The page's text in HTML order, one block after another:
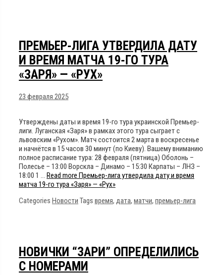
ПРЕМЬЕР-ЛИГА УТВЕРДИЛА ДАТУ
И ВРЕМЯ МАТЧА 19-ГО ТУРА
«ЗАРЯ» — «РУХ»
23 февраля 2025
Утверждены даты и время 19-го тура украинской Премьер-
лиги. Луганская «Заря» в рамках этого тура сыграет с
львовским «Рухом». Матч состоится 2 марта в воскресенье
и начнётся в 15 часов 30 минут (по Киеву). Вашему вниманию
полное расписание тура: 28 февраля (пятница) Оболонь –
Полесье – 13:00 Ворскла – Динамо – 15:30 Карпаты – ЛНЗ –
18:00 1 … Read more Премьер-лига утвердила дату и время
матча 19-го тура «Заря» — «Рух»
Categories Новости Tags время, дата, матчи, премьер-лига
НОВИЧКИ “ЗАРИ” ОПРЕДЕЛИЛИСЬ
С НОМЕРАМИ